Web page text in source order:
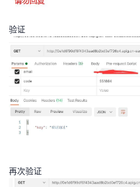
验证
再次验证